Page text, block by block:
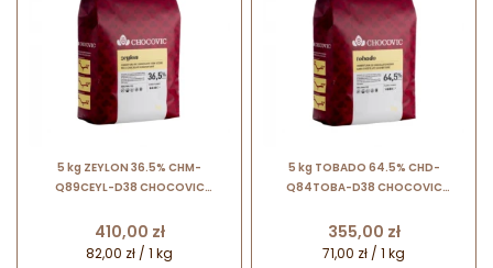
5 kg ZEYLON 36.5% CHM-
Q89CEYL-D38 CHOCOVIC
zrównoważonym smaku
Cena
410,00 zł
82,00 zł / 1 kg
5 kg TOBADO 64.5% CHD-
Q84TOBA-D38 CHOCOVIC
zrównoważonej słodyczy
Cena
355,00 zł
71,00 zł / 1 kg